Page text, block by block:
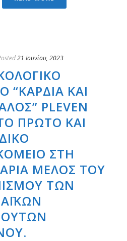
21 Ιουνίου, 2023
“ΚΑΡΔΙΆ ΚΑΙ
PLEVEN
ΠΡΏΤΟ ΚΑΙ
ΣΤΗ
ΜΈΛΟΣ ΤΟΥ
ΤΩΝ